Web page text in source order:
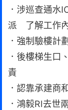
．涉巡查通
派 了解工作
．強制驗樓
．後樓梯生
責
．認靠承建商
．鴻毅RI去